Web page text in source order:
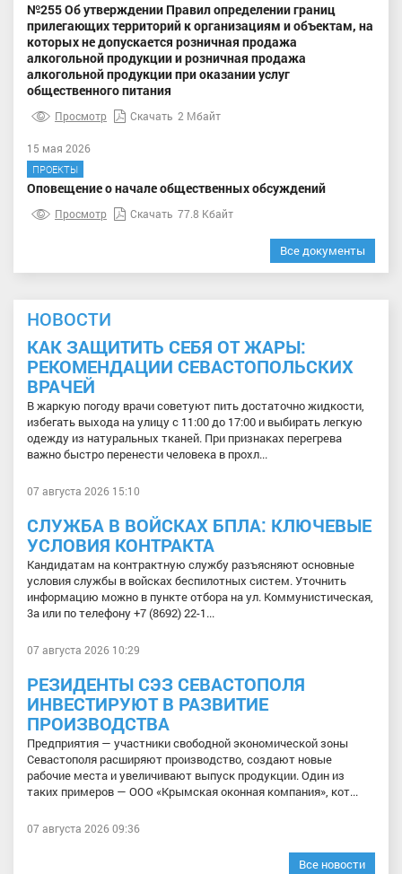
№255 Об утверждении Правил определении границ
прилегающих территорий к организациям и объектам, на
которых не допускается розничная продажа
алкогольной продукции и розничная продажа
алкогольной продукции при оказании услуг
общественного питания
Просмотр Скачать 2 Мбайт
15 мая 2026
ПРОЕКТЫ
Оповещение о начале общественных обсуждений
Просмотр Скачать 77.8 Кбайт
Все документы
НОВОСТИ
КАК ЗАЩИТИТЬ СЕБЯ ОТ ЖАРЫ:
РЕКОМЕНДАЦИИ СЕВАСТОПОЛЬСКИХ
ВРАЧЕЙ
В жаркую погоду врачи советуют пить достаточно жидкости,
избегать выхода на улицу с 11:00 до 17:00 и выбирать легкую
одежду из натуральных тканей. При признаках перегрева
важно быстро перенести человека в прохл...
07 августа 2026 15:10
СЛУЖБА В ВОЙСКАХ БПЛА: КЛЮЧЕВЫЕ
УСЛОВИЯ КОНТРАКТА
Кандидатам на контрактную службу разъясняют основные
условия службы в войсках беспилотных систем. Уточнить
информацию можно в пункте отбора на ул. Коммунистическая,
3а или по телефону +7 (8692) 22-1...
07 августа 2026 10:29
РЕЗИДЕНТЫ СЭЗ СЕВАСТОПОЛЯ
ИНВЕСТИРУЮТ В РАЗВИТИЕ
ПРОИЗВОДСТВА
Предприятия — участники свободной экономической зоны
Севастополя расширяют производство, создают новые
рабочие места и увеличивают выпуск продукции. Один из
таких примеров — ООО «Крымская оконная компания», кот...
07 августа 2026 09:36
Все новости